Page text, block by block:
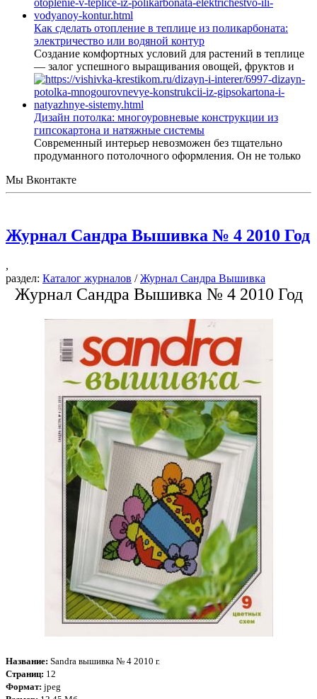
Как сделать отопление в теплице из поликарбоната:
электричество или водяной контур
Создание комфортных условий для растений в теплице
— залог успешного выращивания овощей, фруктов и
Дизайн потолка: многоуровневые конструкции из
гипсокартона и натяжные системы
Современный интерьер невозможен без тщательно
продуманного потолочного оформления. Он не только
Мы Вконтакте
Журнал Сандра Вышивка № 4 2010 Год
,
раздел: Каталог журналов /Журнал Сандра Вышивка
Журнал Сандра Вышивка № 4 2010 Год
Название: Sandra вышивка № 4 2010 г.
Страниц: 12
Формат: jpeg